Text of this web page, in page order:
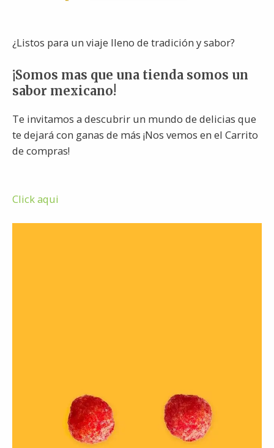
¿Listos para un viaje lleno de tradición y sabor?
¡Somos mas que una tienda somos un
sabor mexicano!
Te invitamos a descubrir un mundo de delicias que
te dejará con ganas de más ¡Nos vemos en el Carrito
de compras!
Click aqui